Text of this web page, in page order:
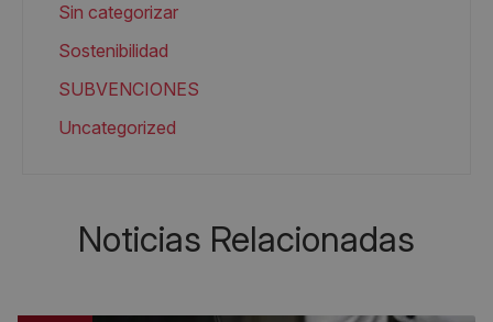
Sin categorizar
Sostenibilidad
SUBVENCIONES
Uncategorized
Noticias Relacionadas